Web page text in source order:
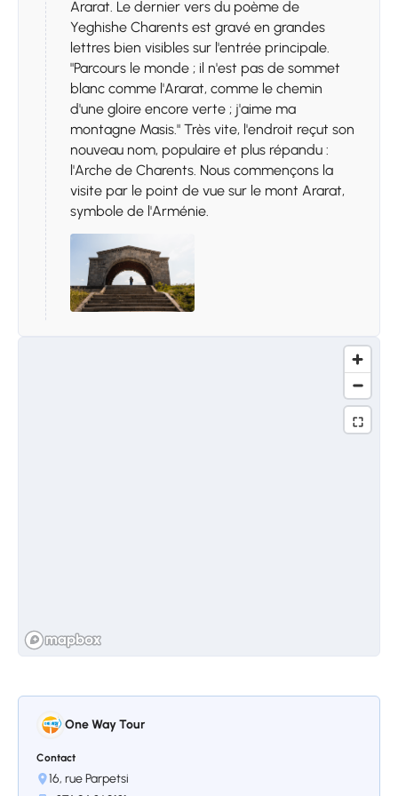
Ararat. Le dernier vers du poème de
Yeghishe Charents est gravé en grandes
lettres bien visibles sur l'entrée principale.
"Parcours le monde ; il n'est pas de sommet
blanc comme l'Ararat, comme le chemin
d'une gloire encore verte ; j'aime ma
montagne Masis." Très vite, l'endroit reçut son
nouveau nom, populaire et plus répandu :
l'Arche de Charents. Nous commençons la
visite par le point de vue sur le mont Ararat,
symbole de l'Arménie.
SYMPHONIE DES PIERRES
Le prochain arrêt est l’orgue basaltique, la
Symphonie des pierres. L’accumulation de
One Way Tour
Contact
16, rue Parpetsi